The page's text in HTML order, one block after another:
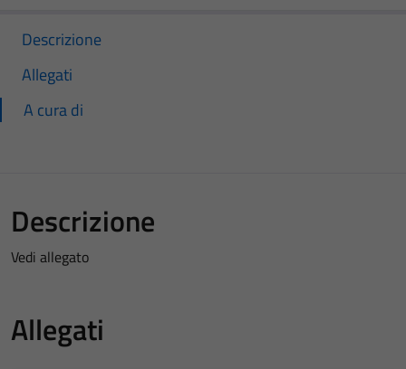
Descrizione
Allegati
A cura di
Descrizione
Vedi allegato
Allegati